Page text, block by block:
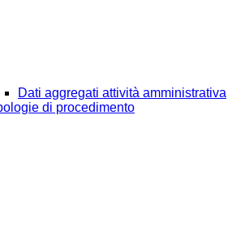
Dati aggregati attività amministrativa
di procedimento